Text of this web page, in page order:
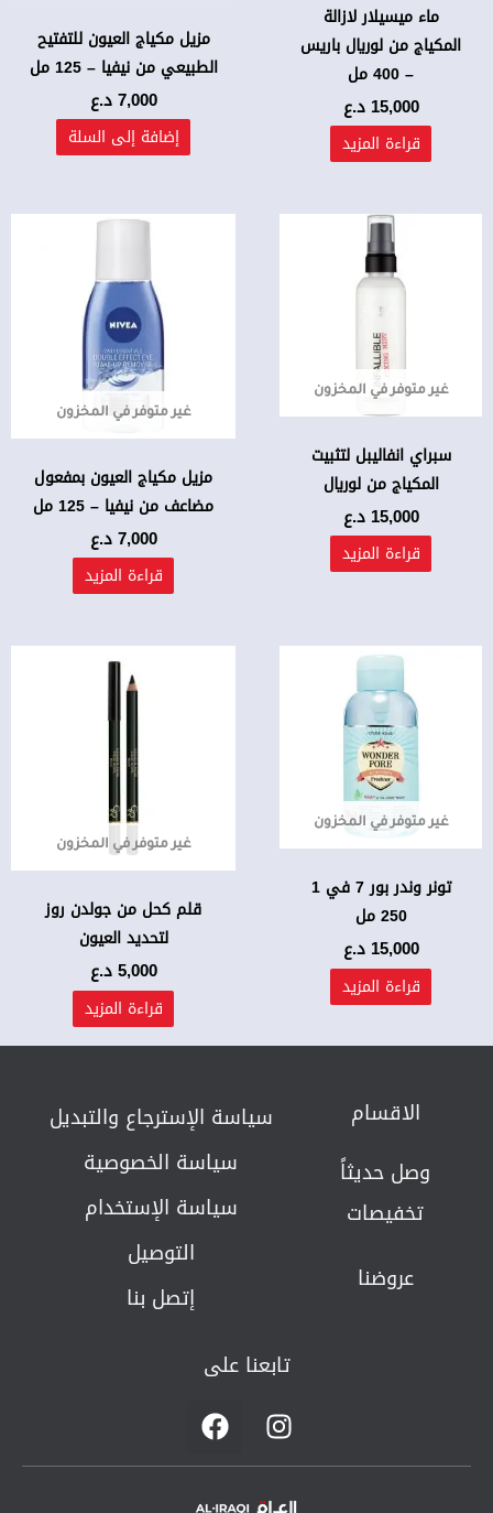
ماء ميسيلار لازالة
المكياج من لوريال باريس
– 400 مل
15,000 د.ع
قراءة المزيد
مزيل مكياج العيون للتفتيح
الطبيعي من نيفيا – 125 مل
7,000د.ع
إضافة إلى السلة
غير متوفر في المخزون
سبراي انفاليبل لتثبيت
المكياج من لوريال
15,000 د.ع
قراءة المزيد
غير متوفر في المخزون
مزيل مكياج العيون بمفعول
مضاعف من نيفيا – 125 مل
7,000د.ع
قراءة المزيد
غير متوفر في المخزون
تونر وندر بور 7 في 1
250 مل
15,000 د.ع
قراءة المزيد
غير متوفر في المخزون
قلم كحل من جولدن روز
لتحديد العيون
5,000د.ع
قراءة المزيد
الاقسام
وصل حديثاً
تخفيصات
عروضنا
سياسة الإسترجاع والتبديل​
سياسة الخصوصية
سياسة الإستخدام
التوصيل
إتصل بنا
تابعنا على
I
n
s
t
F
a
c